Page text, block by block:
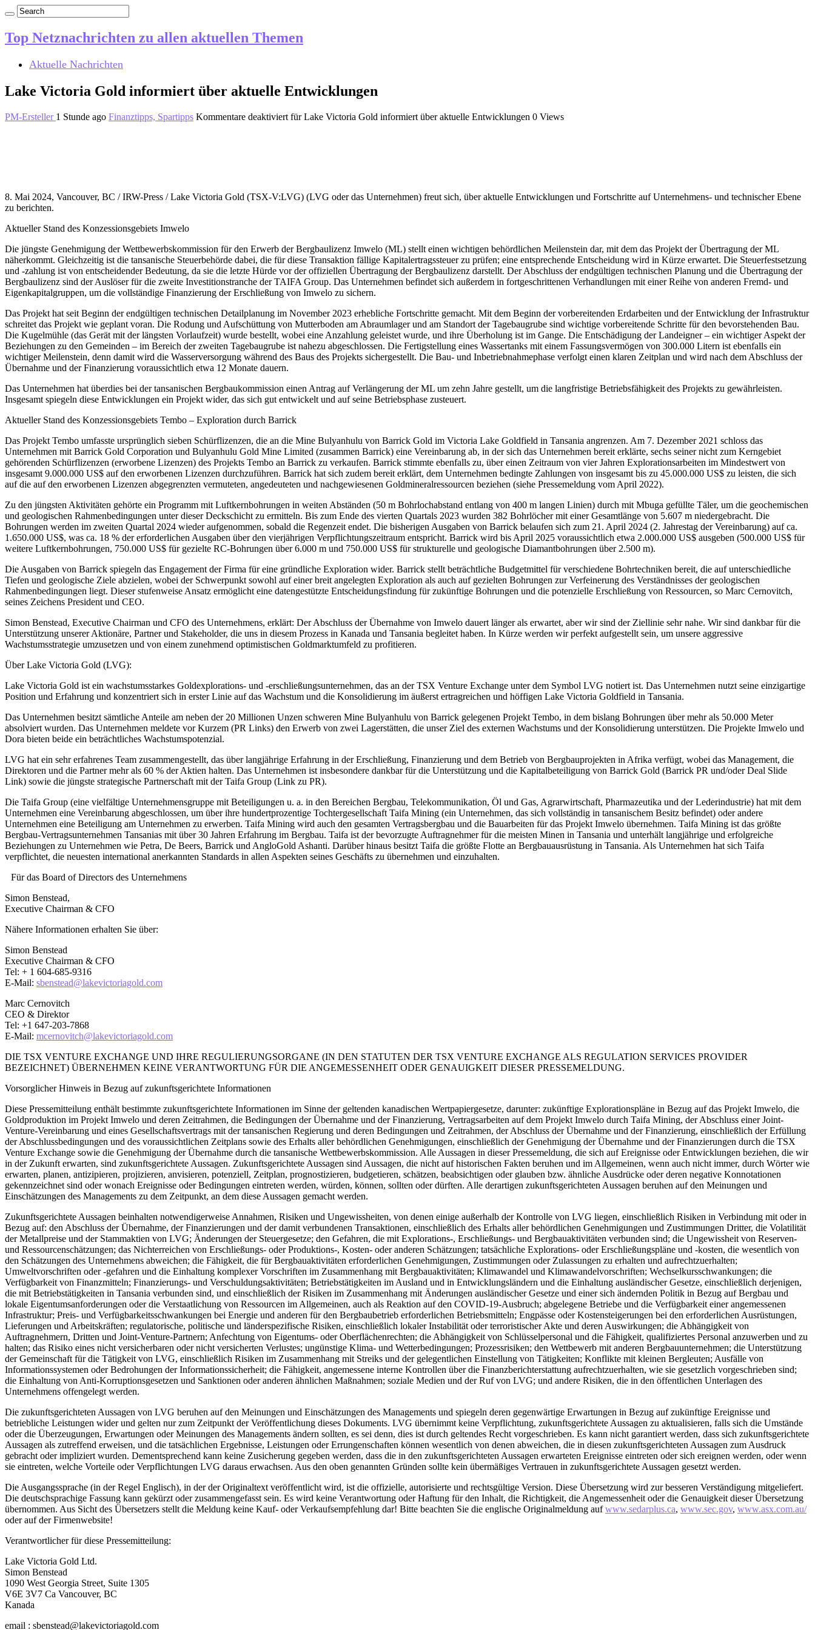
Top Netznachrichten zu allen aktuellen Themen
Aktuelle Nachrichten
Lake Victoria Gold informiert über aktuelle Entwicklungen
PM-Ersteller 1 Stunde ago Finanztipps, Spartipps Kommentare deaktiviert für Lake Victoria Gold informiert über aktuelle Entwicklungen 0 Views
8. Mai 2024, Vancouver, BC / IRW-Press / Lake Victoria Gold (TSX-V:LVG) (LVG oder das Unternehmen) freut sich, über aktuelle Entwicklungen und Fortschritte auf Unternehmens- und technischer Ebene
zu berichten.
Aktueller Stand des Konzessionsgebiets Imwelo
Die jüngste Genehmigung der Wettbewerbskommission für den Erwerb der Bergbaulizenz Imwelo (ML) stellt einen wichtigen behördlichen Meilenstein dar, mit dem das Projekt der Übertragung der ML
näherkommt. Gleichzeitig ist die tansanische Steuerbehörde dabei, die für diese Transaktion fällige Kapitalertragssteuer zu prüfen; eine entsprechende Entscheidung wird in Kürze erwartet. Die Steuerfestsetzung
und -zahlung ist von entscheidender Bedeutung, da sie die letzte Hürde vor der offiziellen Übertragung der Bergbaulizenz darstellt. Der Abschluss der endgültigen technischen Planung und die Übertragung der
Bergbaulizenz sind der Auslöser für die zweite Investitionstranche der TAIFA Group. Das Unternehmen befindet sich außerdem in fortgeschrittenen Verhandlungen mit einer Reihe von anderen Fremd- und
Eigenkapitalgruppen, um die vollständige Finanzierung der Erschließung von Imwelo zu sichern.
Das Projekt hat seit Beginn der endgültigen technischen Detailplanung im November 2023 erhebliche Fortschritte gemacht. Mit dem Beginn der vorbereitenden Erdarbeiten und der Entwicklung der Infrastruktur
schreitet das Projekt wie geplant voran. Die Rodung und Aufschüttung von Mutterboden am Abraumlager und am Standort der Tagebaugrube sind wichtige vorbereitende Schritte für den bevorstehenden Bau.
Die Kugelmühle (das Gerät mit der längsten Vorlaufzeit) wurde bestellt, wobei eine Anzahlung geleistet wurde, und ihre Überholung ist im Gange. Die Entschädigung der Landeigner – ein wichtiger Aspekt der
Beziehungen zu den Gemeinden – im Bereich der zweiten Tagebaugrube ist nahezu abgeschlossen. Die Fertigstellung eines Wassertanks mit einem Fassungsvermögen von 300.000 Litern ist ebenfalls ein
wichtiger Meilenstein, denn damit wird die Wasserversorgung während des Baus des Projekts sichergestellt. Die Bau- und Inbetriebnahmephase verfolgt einen klaren Zeitplan und wird nach dem Abschluss der
Übernahme und der Finanzierung voraussichtlich etwa 12 Monate dauern.
Das Unternehmen hat überdies bei der tansanischen Bergbaukommission einen Antrag auf Verlängerung der ML um zehn Jahre gestellt, um die langfristige Betriebsfähigkeit des Projekts zu gewährleisten.
Insgesamt spiegeln diese Entwicklungen ein Projekt wider, das sich gut entwickelt und auf seine Betriebsphase zusteuert.
Aktueller Stand des Konzessionsgebiets Tembo – Exploration durch Barrick
Das Projekt Tembo umfasste ursprünglich sieben Schürflizenzen, die an die Mine Bulyanhulu von Barrick Gold im Victoria Lake Goldfield in Tansania angrenzen. Am 7. Dezember 2021 schloss das
Unternehmen mit Barrick Gold Corporation und Bulyanhulu Gold Mine Limited (zusammen Barrick) eine Vereinbarung ab, in der sich das Unternehmen bereit erklärte, sechs seiner nicht zum Kerngebiet
gehörenden Schürflizenzen (erworbene Lizenzen) des Projekts Tembo an Barrick zu verkaufen. Barrick stimmte ebenfalls zu, über einen Zeitraum von vier Jahren Explorationsarbeiten im Mindestwert von
insgesamt 9.000.000 US$ auf den erworbenen Lizenzen durchzuführen. Barrick hat sich zudem bereit erklärt, dem Unternehmen bedingte Zahlungen von insgesamt bis zu 45.000.000 US$ zu leisten, die sich
auf die auf den erworbenen Lizenzen abgegrenzten vermuteten, angedeuteten und nachgewiesenen Goldmineralressourcen beziehen (siehe Pressemeldung vom April 2022).
Zu den jüngsten Aktivitäten gehörte ein Programm mit Luftkernbohrungen in weiten Abständen (50 m Bohrlochabstand entlang von 400 m langen Linien) durch mit Mbuga gefüllte Täler, um die geochemischen
und geologischen Rahmenbedingungen unter dieser Deckschicht zu ermitteln. Bis zum Ende des vierten Quartals 2023 wurden 382 Bohrlöcher mit einer Gesamtlänge von 5.607 m niedergebracht. Die
Bohrungen werden im zweiten Quartal 2024 wieder aufgenommen, sobald die Regenzeit endet. Die bisherigen Ausgaben von Barrick belaufen sich zum 21. April 2024 (2. Jahrestag der Vereinbarung) auf ca.
1.650.000 US$, was ca. 18 % der erforderlichen Ausgaben über den vierjährigen Verpflichtungszeitraum entspricht. Barrick wird bis April 2025 voraussichtlich etwa 2.000.000 US$ ausgeben (500.000 US$ für
weitere Luftkernbohrungen, 750.000 US$ für gezielte RC-Bohrungen über 6.000 m und 750.000 US$ für strukturelle und geologische Diamantbohrungen über 2.500 m).
Die Ausgaben von Barrick spiegeln das Engagement der Firma für eine gründliche Exploration wider. Barrick stellt beträchtliche Budgetmittel für verschiedene Bohrtechniken bereit, die auf unterschiedliche
Tiefen und geologische Ziele abzielen, wobei der Schwerpunkt sowohl auf einer breit angelegten Exploration als auch auf gezielten Bohrungen zur Verfeinerung des Verständnisses der geologischen
Rahmenbedingungen liegt. Dieser stufenweise Ansatz ermöglicht eine datengestützte Entscheidungsfindung für zukünftige Bohrungen und die potenzielle Erschließung von Ressourcen, so Marc Cernovitch,
seines Zeichens President und CEO.
Simon Benstead, Executive Chairman und CFO des Unternehmens, erklärt: Der Abschluss der Übernahme von Imwelo dauert länger als erwartet, aber wir sind der Ziellinie sehr nahe. Wir sind dankbar für die
Unterstützung unserer Aktionäre, Partner und Stakeholder, die uns in diesem Prozess in Kanada und Tansania begleitet haben. In Kürze werden wir perfekt aufgestellt sein, um unsere aggressive
Wachstumsstrategie umzusetzen und von einem zunehmend optimistischen Goldmarktumfeld zu profitieren.
Über Lake Victoria Gold (LVG):
Lake Victoria Gold ist ein wachstumsstarkes Goldexplorations- und -erschließungsunternehmen, das an der TSX Venture Exchange unter dem Symbol LVG notiert ist. Das Unternehmen nutzt seine einzigartige
Position und Erfahrung und konzentriert sich in erster Linie auf das Wachstum und die Konsolidierung im äußerst ertragreichen und höffigen Lake Victoria Goldfield in Tansania.
Das Unternehmen besitzt sämtliche Anteile am neben der 20 Millionen Unzen schweren Mine Bulyanhulu von Barrick gelegenen Projekt Tembo, in dem bislang Bohrungen über mehr als 50.000 Meter
absolviert wurden. Das Unternehmen meldete vor Kurzem (PR Links) den Erwerb von zwei Lagerstätten, die unser Ziel des externen Wachstums und der Konsolidierung unterstützen. Die Projekte Imwelo und
Dora bieten beide ein beträchtliches Wachstumspotenzial.
LVG hat ein sehr erfahrenes Team zusammengestellt, das über langjährige Erfahrung in der Erschließung, Finanzierung und dem Betrieb von Bergbauprojekten in Afrika verfügt, wobei das Management, die
Direktoren und die Partner mehr als 60 % der Aktien halten. Das Unternehmen ist insbesondere dankbar für die Unterstützung und die Kapitalbeteiligung von Barrick Gold (Barrick PR und/oder Deal Slide
Link) sowie die jüngste strategische Partnerschaft mit der Taifa Group (Link zu PR).
Die Taifa Group (eine vielfältige Unternehmensgruppe mit Beteiligungen u. a. in den Bereichen Bergbau, Telekommunikation, Öl und Gas, Agrarwirtschaft, Pharmazeutika und der Lederindustrie) hat mit dem
Unternehmen eine Vereinbarung abgeschlossen, um über ihre hundertprozentige Tochtergesellschaft Taifa Mining (ein Unternehmen, das sich vollständig in tansanischem Besitz befindet) oder andere
Unternehmen eine Beteiligung am Unternehmen zu erwerben. Taifa Mining wird auch den gesamten Vertragsbergbau und die Bauarbeiten für das Projekt Imwelo übernehmen. Taifa Mining ist das größte
Bergbau-Vertragsunternehmen Tansanias mit über 30 Jahren Erfahrung im Bergbau. Taifa ist der bevorzugte Auftragnehmer für die meisten Minen in Tansania und unterhält langjährige und erfolgreiche
Beziehungen zu Unternehmen wie Petra, De Beers, Barrick und AngloGold Ashanti. Darüber hinaus besitzt Taifa die größte Flotte an Bergbauausrüstung in Tansania. Als Unternehmen hat sich Taifa
verpflichtet, die neuesten international anerkannten Standards in allen Aspekten seines Geschäfts zu übernehmen und einzuhalten.
Für das Board of Directors des Unternehmens
Simon Benstead,
Executive Chairman & CFO
Nähere Informationen erhalten Sie über:
Simon Benstead
Executive Chairman & CFO
Tel: + 1 604-685-9316
E-Mail: sbenstead@lakevictoriagold.com
Marc Cernovitch
CEO & Direktor
Tel: +1 647-203-7868
E-Mail: mcernovitch@lakevictoriagold.com
DIE TSX VENTURE EXCHANGE UND IHRE REGULIERUNGSORGANE (IN DEN STATUTEN DER TSX VENTURE EXCHANGE ALS REGULATION SERVICES PROVIDER
BEZEICHNET) ÜBERNEHMEN KEINE VERANTWORTUNG FÜR DIE ANGEMESSENHEIT ODER GENAUIGKEIT DIESER PRESSEMELDUNG.
Vorsorglicher Hinweis in Bezug auf zukunftsgerichtete Informationen
Diese Pressemitteilung enthält bestimmte zukunftsgerichtete Informationen im Sinne der geltenden kanadischen Wertpapiergesetze, darunter: zukünftige Explorationspläne in Bezug auf das Projekt Imwelo, die
Goldproduktion im Projekt Imwelo und deren Zeitrahmen, die Bedingungen der Übernahme und der Finanzierung, Vertragsarbeiten auf dem Projekt Imwelo durch Taifa Mining, der Abschluss einer Joint-
Venture-Vereinbarung und eines Gesellschaftsvertrags mit der tansanischen Regierung und deren Bedingungen und Zeitrahmen, der Abschluss der Übernahme und der Finanzierung, einschließlich der Erfüllung
der Abschlussbedingungen und des voraussichtlichen Zeitplans sowie des Erhalts aller behördlichen Genehmigungen, einschließlich der Genehmigung der Übernahme und der Finanzierungen durch die TSX
Venture Exchange sowie die Genehmigung der Übernahme durch die tansanische Wettbewerbskommission. Alle Aussagen in dieser Pressemeldung, die sich auf Ereignisse oder Entwicklungen beziehen, die wir
in der Zukunft erwarten, sind zukunftsgerichtete Aussagen. Zukunftsgerichtete Aussagen sind Aussagen, die nicht auf historischen Fakten beruhen und im Allgemeinen, wenn auch nicht immer, durch Wörter wie
erwarten, planen, antizipieren, projizieren, anvisieren, potenziell, Zeitplan, prognostizieren, budgetieren, schätzen, beabsichtigen oder glauben bzw. ähnliche Ausdrücke oder deren negative Konnotationen
gekennzeichnet sind oder wonach Ereignisse oder Bedingungen eintreten werden, würden, können, sollten oder dürften. Alle derartigen zukunftsgerichteten Aussagen beruhen auf den Meinungen und
Einschätzungen des Managements zu dem Zeitpunkt, an dem diese Aussagen gemacht werden.
Zukunftsgerichtete Aussagen beinhalten notwendigerweise Annahmen, Risiken und Ungewissheiten, von denen einige außerhalb der Kontrolle von LVG liegen, einschließlich Risiken in Verbindung mit oder in
Bezug auf: den Abschluss der Übernahme, der Finanzierungen und der damit verbundenen Transaktionen, einschließlich des Erhalts aller behördlichen Genehmigungen und Zustimmungen Dritter, die Volatilität
der Metallpreise und der Stammaktien von LVG; Änderungen der Steuergesetze; den Gefahren, die mit Explorations-, Erschließungs- und Bergbauaktivitäten verbunden sind; die Ungewissheit von Reserven-
und Ressourcenschätzungen; das Nichterreichen von Erschließungs- oder Produktions-, Kosten- oder anderen Schätzungen; tatsächliche Explorations- oder Erschließungspläne und -kosten, die wesentlich von
den Schätzungen des Unternehmens abweichen; die Fähigkeit, die für Bergbauaktivitäten erforderlichen Genehmigungen, Zustimmungen oder Zulassungen zu erhalten und aufrechtzuerhalten;
Umweltvorschriften oder -gefahren und die Einhaltung komplexer Vorschriften im Zusammenhang mit Bergbauaktivitäten; Klimawandel und Klimawandelvorschriften; Wechselkursschwankungen; die
Verfügbarkeit von Finanzmitteln; Finanzierungs- und Verschuldungsaktivitäten; Betriebstätigkeiten im Ausland und in Entwicklungsländern und die Einhaltung ausländischer Gesetze, einschließlich derjenigen,
die mit Betriebstätigkeiten in Tansania verbunden sind, und einschließlich der Risiken im Zusammenhang mit Änderungen ausländischer Gesetze und einer sich ändernden Politik in Bezug auf Bergbau und
lokale Eigentumsanforderungen oder die Verstaatlichung von Ressourcen im Allgemeinen, auch als Reaktion auf den COVID-19-Ausbruch; abgelegene Betriebe und die Verfügbarkeit einer angemessenen
Infrastruktur; Preis- und Verfügbarkeitsschwankungen bei Energie und anderen für den Bergbaubetrieb erforderlichen Betriebsmitteln; Engpässe oder Kostensteigerungen bei den erforderlichen Ausrüstungen,
Lieferungen und Arbeitskräften; regulatorische, politische und länderspezifische Risiken, einschließlich lokaler Instabilität oder terroristischer Akte und deren Auswirkungen; die Abhängigkeit von
Auftragnehmern, Dritten und Joint-Venture-Partnern; Anfechtung von Eigentums- oder Oberflächenrechten; die Abhängigkeit von Schlüsselpersonal und die Fähigkeit, qualifiziertes Personal anzuwerben und zu
halten; das Risiko eines nicht versicherbaren oder nicht versicherten Verlustes; ungünstige Klima- und Wetterbedingungen; Prozessrisiken; den Wettbewerb mit anderen Bergbauunternehmen; die Unterstützung
der Gemeinschaft für die Tätigkeit von LVG, einschließlich Risiken im Zusammenhang mit Streiks und der gelegentlichen Einstellung von Tätigkeiten; Konflikte mit kleinen Bergleuten; Ausfälle von
Informationssystemen oder Bedrohungen der Informationssicherheit; die Fähigkeit, angemessene interne Kontrollen über die Finanzberichterstattung aufrechtzuerhalten, wie sie gesetzlich vorgeschrieben sind;
die Einhaltung von Anti-Korruptionsgesetzen und Sanktionen oder anderen ähnlichen Maßnahmen; soziale Medien und der Ruf von LVG; und andere Risiken, die in den öffentlichen Unterlagen des
Unternehmens offengelegt werden.
Die zukunftsgerichteten Aussagen von LVG beruhen auf den Meinungen und Einschätzungen des Managements und spiegeln deren gegenwärtige Erwartungen in Bezug auf zukünftige Ereignisse und
betriebliche Leistungen wider und gelten nur zum Zeitpunkt der Veröffentlichung dieses Dokuments. LVG übernimmt keine Verpflichtung, zukunftsgerichtete Aussagen zu aktualisieren, falls sich die Umstände
oder die Überzeugungen, Erwartungen oder Meinungen des Managements ändern sollten, es sei denn, dies ist durch geltendes Recht vorgeschrieben. Es kann nicht garantiert werden, dass sich zukunftsgerichtete
Aussagen als zutreffend erweisen, und die tatsächlichen Ergebnisse, Leistungen oder Errungenschaften können wesentlich von denen abweichen, die in diesen zukunftsgerichteten Aussagen zum Ausdruck
gebracht oder impliziert wurden. Dementsprechend kann keine Zusicherung gegeben werden, dass die in den zukunftsgerichteten Aussagen erwarteten Ereignisse eintreten oder sich ereignen werden, oder wenn
sie eintreten, welche Vorteile oder Verpflichtungen LVG daraus erwachsen. Aus den oben genannten Gründen sollte kein übermäßiges Vertrauen in zukunftsgerichtete Aussagen gesetzt werden.
Die Ausgangssprache (in der Regel Englisch), in der der Originaltext veröffentlicht wird, ist die offizielle, autorisierte und rechtsgültige Version. Diese Übersetzung wird zur besseren Verständigung mitgeliefert.
Die deutschsprachige Fassung kann gekürzt oder zusammengefasst sein. Es wird keine Verantwortung oder Haftung für den Inhalt, die Richtigkeit, die Angemessenheit oder die Genauigkeit dieser Übersetzung
übernommen. Aus Sicht des Übersetzers stellt die Meldung keine Kauf- oder Verkaufsempfehlung dar! Bitte beachten Sie die englische Originalmeldung aufwww.sedarplus.ca, www.sec.gov, www.asx.com.au/
oder auf der Firmenwebsite!
Verantwortlicher für diese Pressemitteilung:
Lake Victoria Gold Ltd.
Simon Benstead
1090 West Georgia Street, Suite 1305
V6E 3V7 Ca Vancouver, BC
Kanada
email : sbenstead@lakevictoriagold.com